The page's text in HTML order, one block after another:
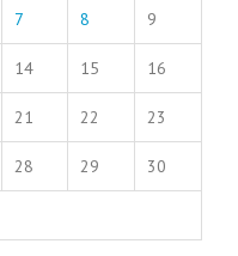
7 8 9
14 15 16
21 22 23
28 29 30